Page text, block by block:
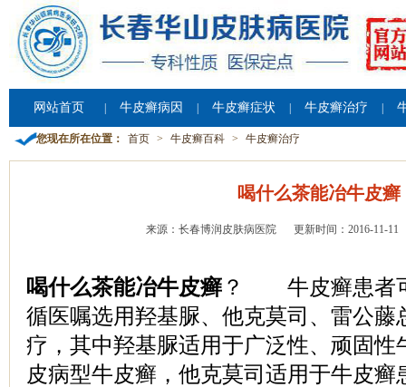
网站首页 牛皮癣病因 牛皮癣症状 牛皮癣治疗
您现在所在位置： 首页 > 牛皮癣百科 > 牛皮癣治疗
喝什么茶能冶牛皮癣
来源：长春博润皮肤病医院 更新时间：2016-11-11
喝什么茶能冶牛皮癣 ？ 牛皮癣患者
循医嘱选用羟基脲、他克莫司、雷公藤
疗，其中羟基脲适用于广泛性、顽固性
皮病型牛皮癣，他克莫司适用于牛皮癣